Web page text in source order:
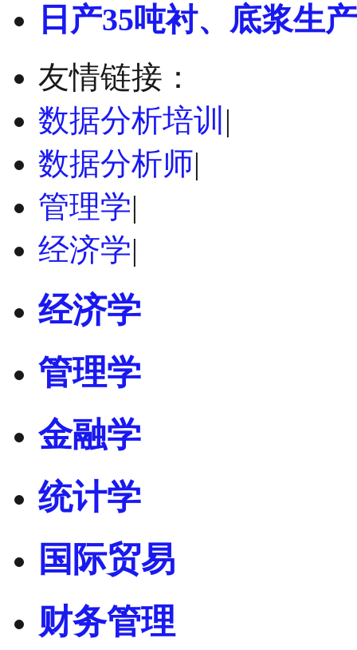
日产35吨衬、底浆生
友情链接：
数据分析培训 |
数据分析师|
管理学|
经济学|
经济学
管理学
金融学
统计学
国际贸易
财务管理